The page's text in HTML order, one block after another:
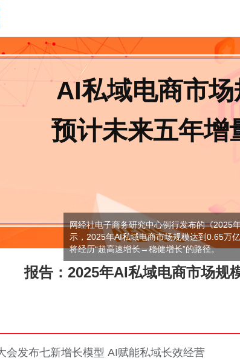
AI私域电商市
预计未来五年增
网经社电子商务研究中心例行发布的《2025
示，2025年AI私域电商市场规模达到0.65万
将经历“超高速增长→稳健增长”的路径。
报告：2025年AI私域电商市场规
会发布七新增长模型 AI赋能私域长效经营